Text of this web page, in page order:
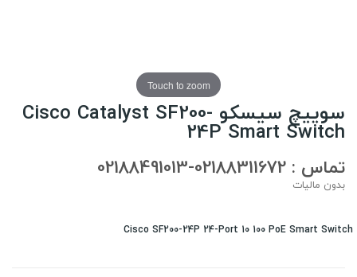
Touch to zoom
سوییچ سیسکو Cisco Catalyst SF200-
24P Smart Switch
تماس : 02188311672-02188491013
بدون مالیات
Cisco SF200-24P 24-Port 10 100 PoE Smart Switch